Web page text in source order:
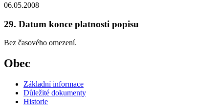
06.05.2008
29. Datum konce platnosti popisu
Bez časového omezení.
Obec
Základní informace
Důležité dokumenty
Historie